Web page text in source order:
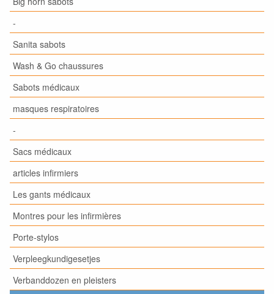
-
Sanita sabots
Wash & Go chaussures
Sabots médicaux
masques respiratoires
-
Sacs médicaux
articles infirmiers
Les gants médicaux
Montres pour les infirmières
Porte-stylos
Verpleegkundigesetjes
Verbanddozen en pleisters